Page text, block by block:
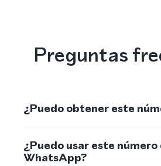
Preguntas
¿Puedo obtener este
¿Puedo usar este número
WhatsApp?